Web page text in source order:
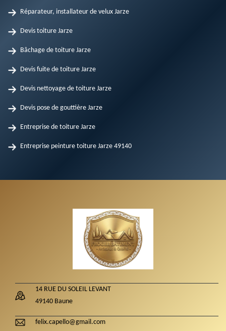
Réparateur, installateur de velux Jarze
Devis toiture Jarze
Bâchage de toiture Jarze
Devis fuite de toiture Jarze
Devis nettoyage de toiture Jarze
Devis pose de gouttière Jarze
Entreprise de toiture Jarze
Entreprise peinture toiture Jarze 49140
14 RUE DU SOLEIL LEVANT
49140 Baune
felix.capello@gmail.com